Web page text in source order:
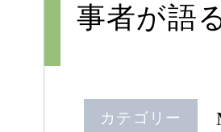
事者が語
カテゴリー